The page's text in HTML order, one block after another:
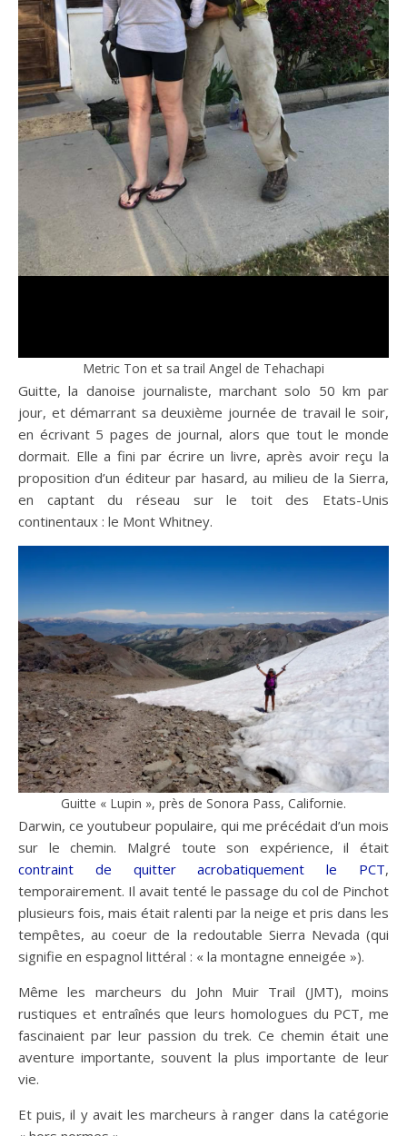
Metric Ton et sa trail Angel de Tehachapi
Guitte, la danoise journaliste, marchant solo 50 km par
jour, et démarrant sa deuxième journée de travail le soir,
en écrivant 5 pages de journal, alors que tout le monde
dormait. Elle a fini par écrire un livre, après avoir reçu la
proposition d’un éditeur par hasard, au milieu de la Sierra,
en captant du réseau sur le toit des Etats-Unis
continentaux : le Mont Whitney.
Guitte « Lupin », près de Sonora Pass, Californie.
Darwin, ce youtubeur populaire, qui me précédait d’un mois
sur le chemin. Malgré toute son expérience, il était
contraint de quitter acrobatiquement le PCT,
temporairement. Il avait tenté le passage du col de Pinchot
plusieurs fois, mais était ralenti par la neige et pris dans les
tempêtes, au coeur de la redoutable Sierra Nevada (qui
signifie en espagnol littéral : « la montagne enneigée »).
Même les marcheurs du John Muir Trail (JMT), moins
rustiques et entraînés que leurs homologues du PCT, me
fascinaient par leur passion du trek. Ce chemin était une
aventure importante, souvent la plus importante de leur
vie.
Et puis, il y avait les marcheurs à ranger dans la catégorie